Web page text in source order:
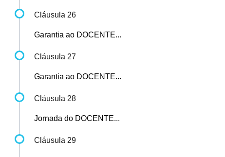
Cláusula 26
Garantia ao DOCENTE...
Cláusula 27
Garantia ao DOCENTE...
Cláusula 28
Jornada do DOCENTE...
Cláusula 29